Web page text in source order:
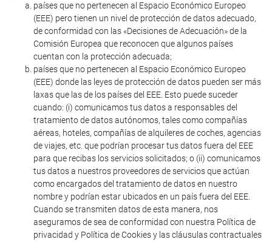
países que no pertenecen al Espacio Económico Europeo
(EEE) pero tienen un nivel de protección de datos adecuado,
de conformidad con las «Decisiones de Adecuación» de la
Comisión Europea que reconocen que algunos países
cuentan con la protección adecuada;
países que no pertenecen al Espacio Económico Europeo
(EEE) donde las leyes de protección de datos pueden ser más
laxas que las de los países del EEE. Esto puede suceder
cuando: (i) comunicamos tus datos a responsables del
tratamiento de datos autónomos, tales como compañías
aéreas, hoteles, compañías de alquileres de coches, agencias
de viajes, etc. que podrían procesar tus datos fuera del EEE
para que recibas los servicios solicitados; o (ii) comunicamos
tus datos a nuestros proveedores de servicios que actúan
como encargados del tratamiento de datos en nuestro
nombre y podrían estar ubicados en un país fuera del EEE.
Cuando se transmiten datos de esta manera, nos
aseguramos de sea de conformidad con nuestra Política de
privacidad y Política de Cookies y las cláusulas contractuales